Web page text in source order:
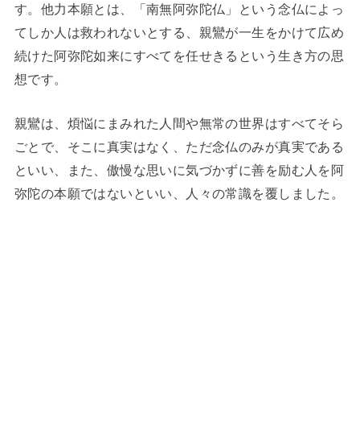
す。他力本願とは、「南無阿弥陀仏」という念仏によっ
てしか人は救われないとする、親鸞が一生をかけて広め
続けた阿弥陀如来にすべてを任せきるという生き方の思
想です。
親鸞は、煩悩にまみれた人間や無常の世界はすべてそら
ごとで、そこに真実はなく、ただ念仏のみが真実である
といい、また、傲慢な思いに気づかずに善を励む人を阿
弥陀の本願ではないといい、人々の常識を覆しました。